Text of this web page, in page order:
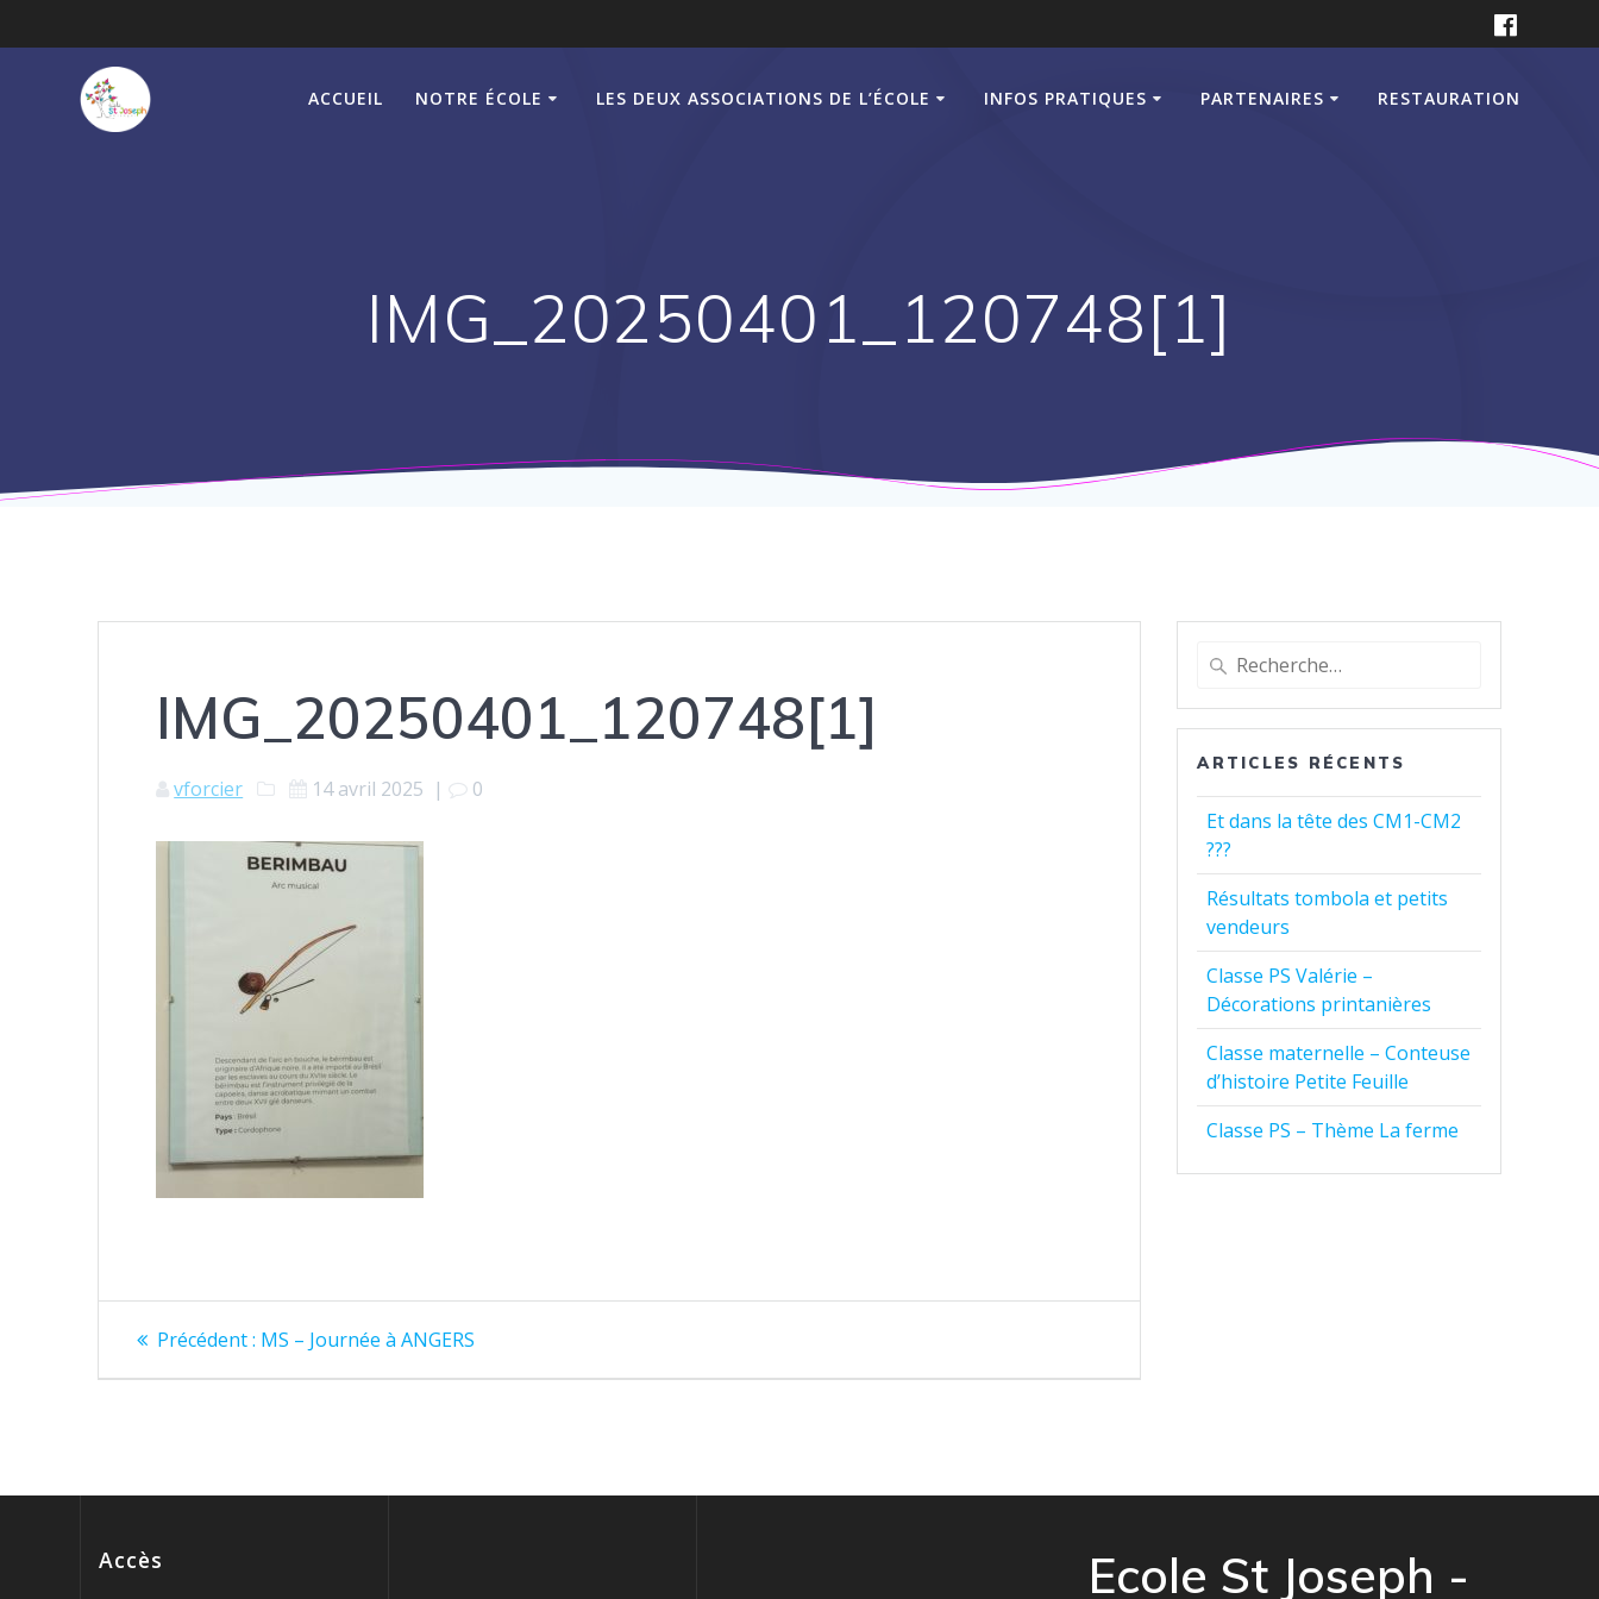
au
ACCUEIL NOTRE ÉCOLE LES DEUX ASSOCIATIONS DE L’ÉCOLE INFOS PRATIQUES PARTENAIRES RESTAURATION
IMG_20250401_120748[1]
IMG_20250401_120748[1]
vforcier 14 avril 2025 | 0
Navigation
de
Précédent : Article
MS – Journée à ANGERS
Recherche
:
ARTICLES RÉCENTS
Et dans la tête des CM1-CM2
???
Résultats tombola et petits
vendeurs
Classe PS Valérie –
Décorations printanières
Classe maternelle – Conteuse
d’histoire Petite Feuille
Classe PS – Thème La ferme
Accès Ecole St Joseph -